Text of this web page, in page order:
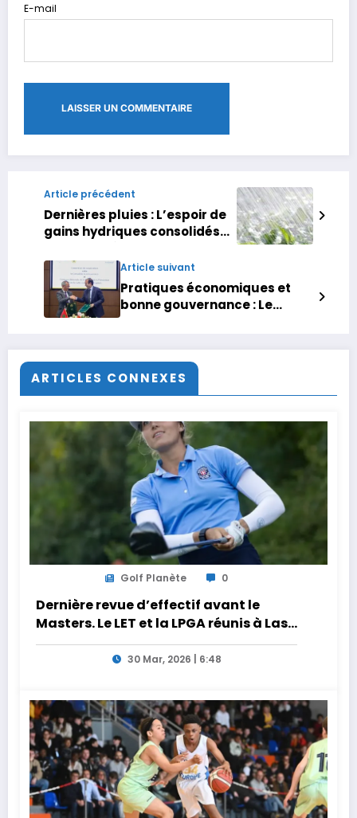
E-mail
Article précédent
Dernières pluies : L’espoir de
gains hydriques consolidés
régulières
Article suivant
Pratiques économiques et
bonne gouvernance : Le
ARTICLES CONNEXES
Golf Planète 0
Dernière revue d’effectif avant le
Masters. Le LET et la LPGA réunis à Las
Vegas au programme de la semaine
30 Mar, 2026 | 6:48